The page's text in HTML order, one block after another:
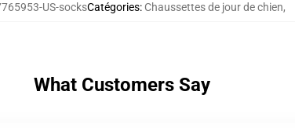
US-socksCatégories: Chaussettes de jour de chien,
What Customers Say